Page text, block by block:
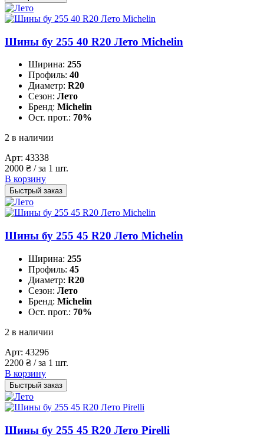
Шины бу 255 40 R20 Лето Michelin
Ширина: 255
Профиль: 40
Диаметр: R20
Сезон: Лето
Бренд: Michelin
Ост. прот.: 70%
2 в наличии
Арт: 43338
2000 ₴ / за 1 шт.
В корзину
Быстрый заказ
Шины бу 255 45 R20 Лето Michelin
Ширина: 255
Профиль: 45
Диаметр: R20
Сезон: Лето
Бренд: Michelin
Ост. прот.: 70%
2 в наличии
Арт: 43296
2200 ₴ / за 1 шт.
В корзину
Быстрый заказ
Шины бу 255 45 R20 Лето Pirelli